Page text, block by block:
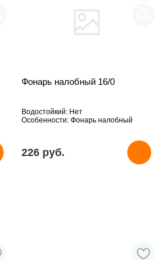
Фонарь налобный 16/0
Водостойкий: Нет
Особенности: Фонарь налобный
226 pуб.